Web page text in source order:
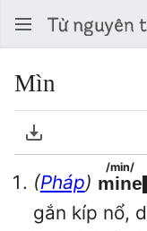
Mìn
Tải về PDF
(Pháp) mine
/min/
gắn kíp nổ,